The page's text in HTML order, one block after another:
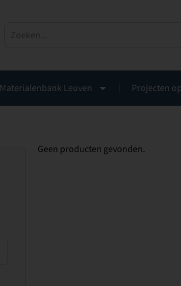
Materialenbank Leuven Projecten
Geen producten gevonden.